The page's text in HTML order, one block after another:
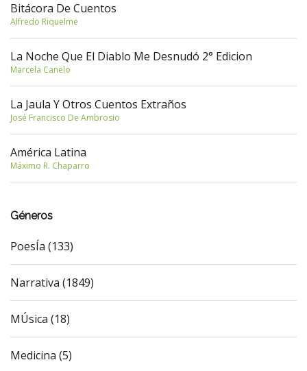
Bitácora De Cuentos
Alfredo Riquelme
La Noche Que El Diablo Me Desnudó 2° Edicion
Marcela Canelo
La Jaula Y Otros Cuentos Extraños
José Francisco De Ambrosio
América Latina
Máximo R. Chaparro
Géneros
PoesÍa (133)
Narrativa (1849)
MÚsica (18)
Medicina (5)